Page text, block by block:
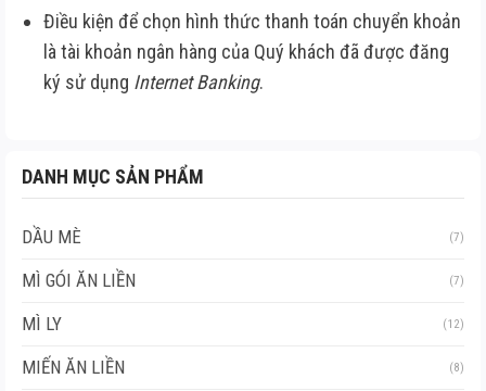
Điều kiện để chọn hình thức thanh toán chuyển khoản
là tài khoản ngân hàng của Quý khách đã được đăng
ký sử dụng Internet Banking.
DANH MỤC SẢN PHẨM
DẦU MÈ (7)
MÌ GÓI ĂN LIỀN (7)
MÌ LY (12)
MIẾN ĂN LIỀN (8)